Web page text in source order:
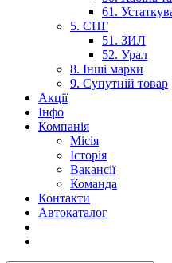
61.
5. СНГ
51. ЗИЛ
52. Урал
8. Інші марки
9. Супутній товар
Акції
Інфо
Компанія
Місія
Історія
Вакансії
Команда
Контакти
Автокаталог